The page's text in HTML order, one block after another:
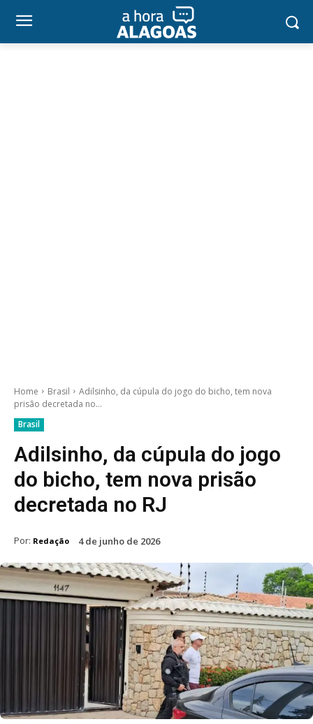
Home Brasil
Adilsinho, da cúpula do jogo do bicho, tem nova
prisão decretada no...
Brasil
Adilsinho, da cúpula do jogo
do bicho, tem nova prisão
decretada no RJ
Por: Redação 4 de junho de 2026